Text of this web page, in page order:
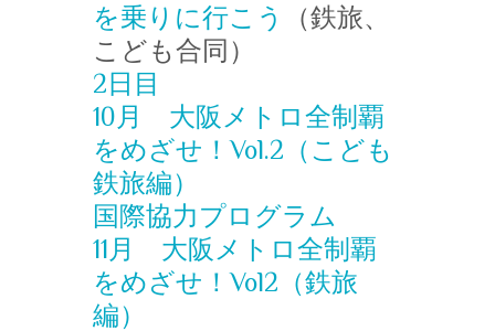
を乗りに行こう
（鉄旅、
こども合同）
2日目
10月 大阪メトロ全制覇
をめざせ！Vol.2（こども
鉄旅編）
国際協力プログラム
11月 大阪メトロ全制覇
をめざせ！Vol2（鉄旅
編）